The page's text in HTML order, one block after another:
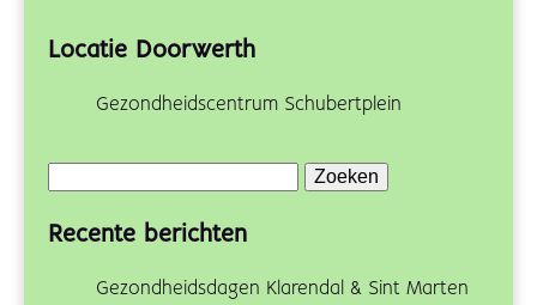
Locatie Doorwerth
Gezondheidscentrum Schubertplein
Recente berichten
Gezondheidsdagen Klarendal & Sint Marten